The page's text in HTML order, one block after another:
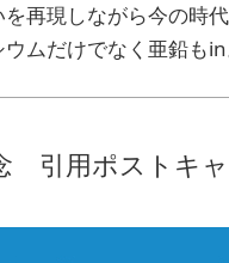
再現しながら今の時
ムだけでなく亜鉛もin
引用ポストキ